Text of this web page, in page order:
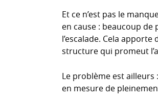
Et ce n’est pas le
en cause : beaucoup de
l’escalade. Cela
structure qui promeut
Le problème est ailleurs
en mesure de